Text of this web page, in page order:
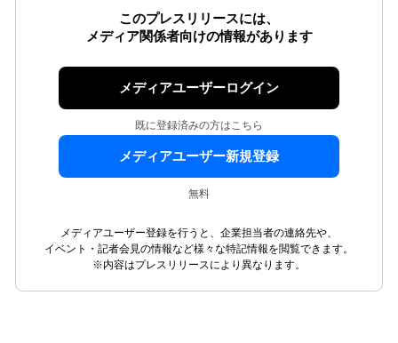
このプレスリリースには、
メディア関係者向けの情報があります
メディアユーザーログイン
既に登録済みの方はこちら
メディアユーザー新規登録
無料
メディアユーザー登録を行うと、企業担当者の連絡先や、
イベント・記者会見の情報など様々な特記情報を閲覧できます。
※内容はプレスリリースにより異なります。